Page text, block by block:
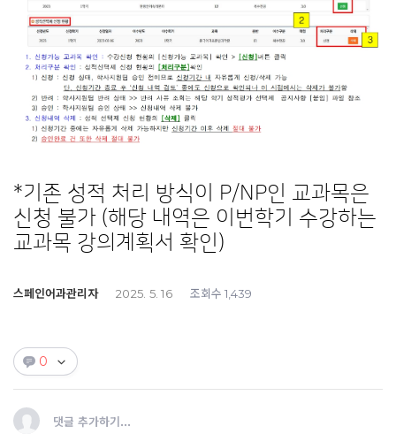
*기존 성적 처리 방식이 P/NP인 교과목은
신청 불가 (해당 내역은 이번학기 수강하는
교과목 강의계획서 확인)
스페인어과관리자 2025. 5. 16 조회수 1,439
0
댓글 추가하기...